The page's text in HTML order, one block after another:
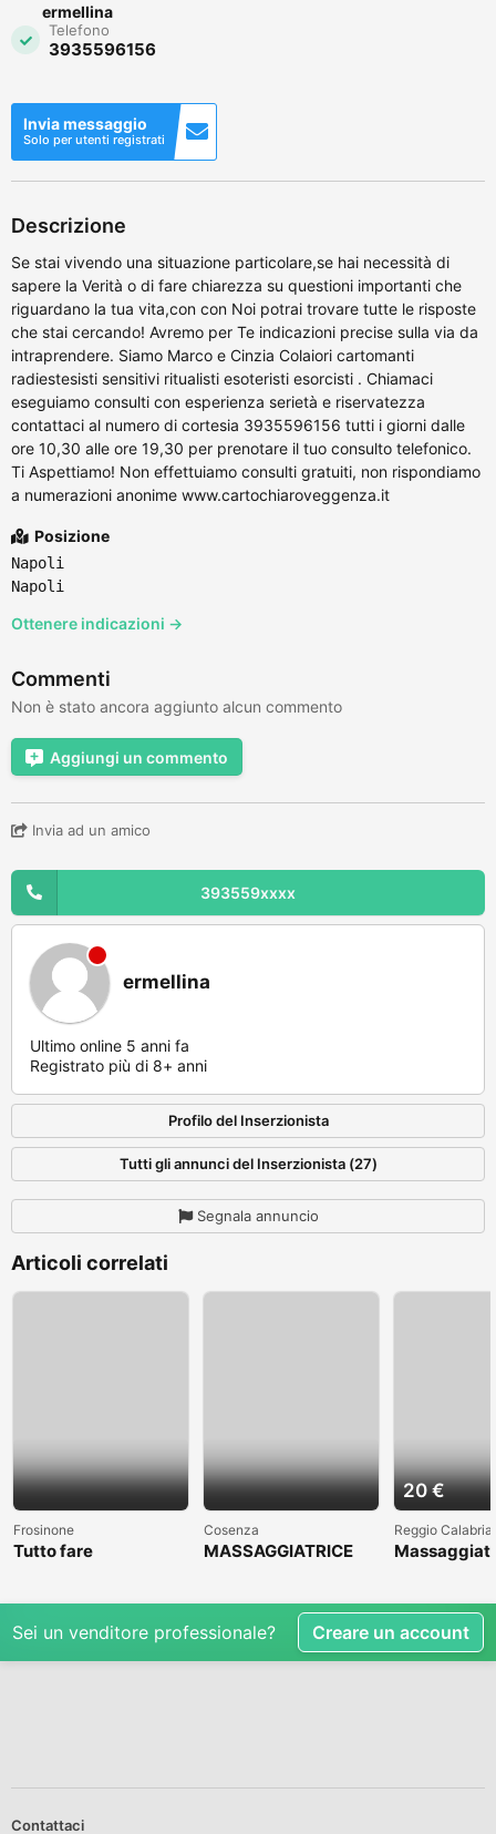
ermellina
Telefono
3935596156
Invia messaggio
Solo per utenti registrati
Descrizione
Se stai vivendo una situazione particolare,se hai necessità di
sapere la Verità o di fare chiarezza su questioni importanti che
riguardano la tua vita,con con Noi potrai trovare tutte le risposte
che stai cercando! Avremo per Te indicazioni precise sulla via da
intraprendere. Siamo Marco e Cinzia Colaiori cartomanti
radiestesisti sensitivi ritualisti esoteristi esorcisti . Chiamaci
eseguiamo consulti con esperienza serietà e riservatezza
contattaci al numero di cortesia 3935596156 tutti i giorni dalle
ore 10,30 alle ore 19,30 per prenotare il tuo consulto telefonico.
Ti Aspettiamo! Non effettuiamo consulti gratuiti, non rispondiamo
a numerazioni anonime www.cartochiaroveggenza.it
Posizione
Napoli
Napoli
Ottenere indicazioni →
Commenti
Non è stato ancora aggiunto alcun commento
Aggiungi un commento
Invia ad un amico
393559xxxx
ermellina
Ultimo online 5 anni fa
Registrato più di 8+ anni
Profilo del Inserzionista
Tutti gli annunci del Inserzionista (27)
Segnala annuncio
Articoli correlati
Frosinone
Tutto fare
Cosenza
MASSAGGIATRICE
20 €
Reggio Calabria
Sei un venditore professionale? Creare un account
Contattaci